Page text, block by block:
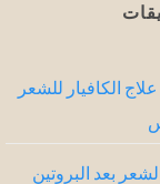
علاج الكافيار للشعر
بعد البروتين